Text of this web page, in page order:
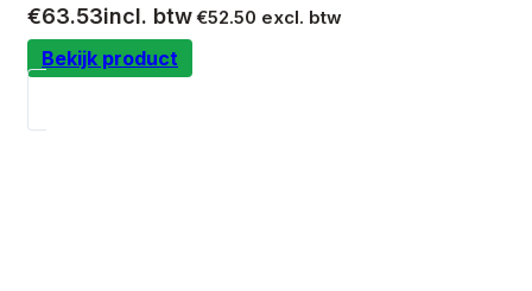
€63.53incl. btw€52.50 excl. btw
Bekijk product